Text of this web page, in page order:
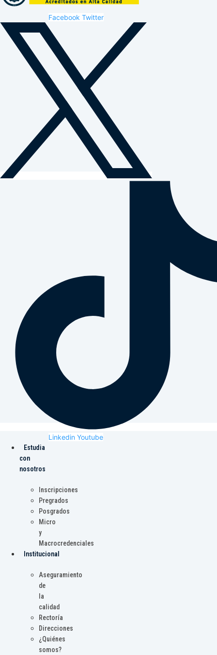
Facebook Twitter
Linkedin Youtube
Estudia
con
nosotros
Inscripciones
Pregrados
Posgrados
Micro
y
Macrocredenciales
Institucional
Aseguramiento
de
la
calidad
Rectoría
Direcciones
¿Quiénes
somos?